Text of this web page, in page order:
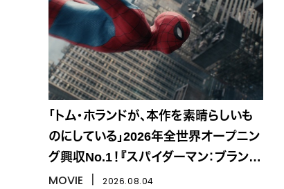
「トム・ホランドが、本作を素晴らしいも
のにしている」2026年全世界オープニン
グ興収No.1！『スパイダーマン：ブラン
ド・ニュー・デイ』
MOVIE 2026.08.04